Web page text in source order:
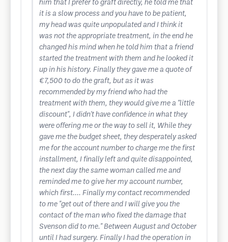
him that I prefer to graft directly, he told me that
it is a slow process and you have to be patient,
my head was quite unpopulated and I think it
was not the appropriate treatment, in the end he
changed his mind when he told him that a friend
started the treatment with them and he looked it
up in his history. Finally they gave me a quote of
€7,500 to do the graft, but as it was
recommended by my friend who had the
treatment with them, they would give me a "little
discount", I didn't have confidence in what they
were offering me or the way to sell it, While they
gave me the budget sheet, they desperately asked
me for the account number to charge me the first
installment, I finally left and quite disappointed,
the next day the same woman called me and
reminded me to give her my account number,
which first.... Finally my contact recommended
to me "get out of there and I will give you the
contact of the man who fixed the damage that
Svenson did to me." Between August and October
until I had surgery. Finally I had the operation in